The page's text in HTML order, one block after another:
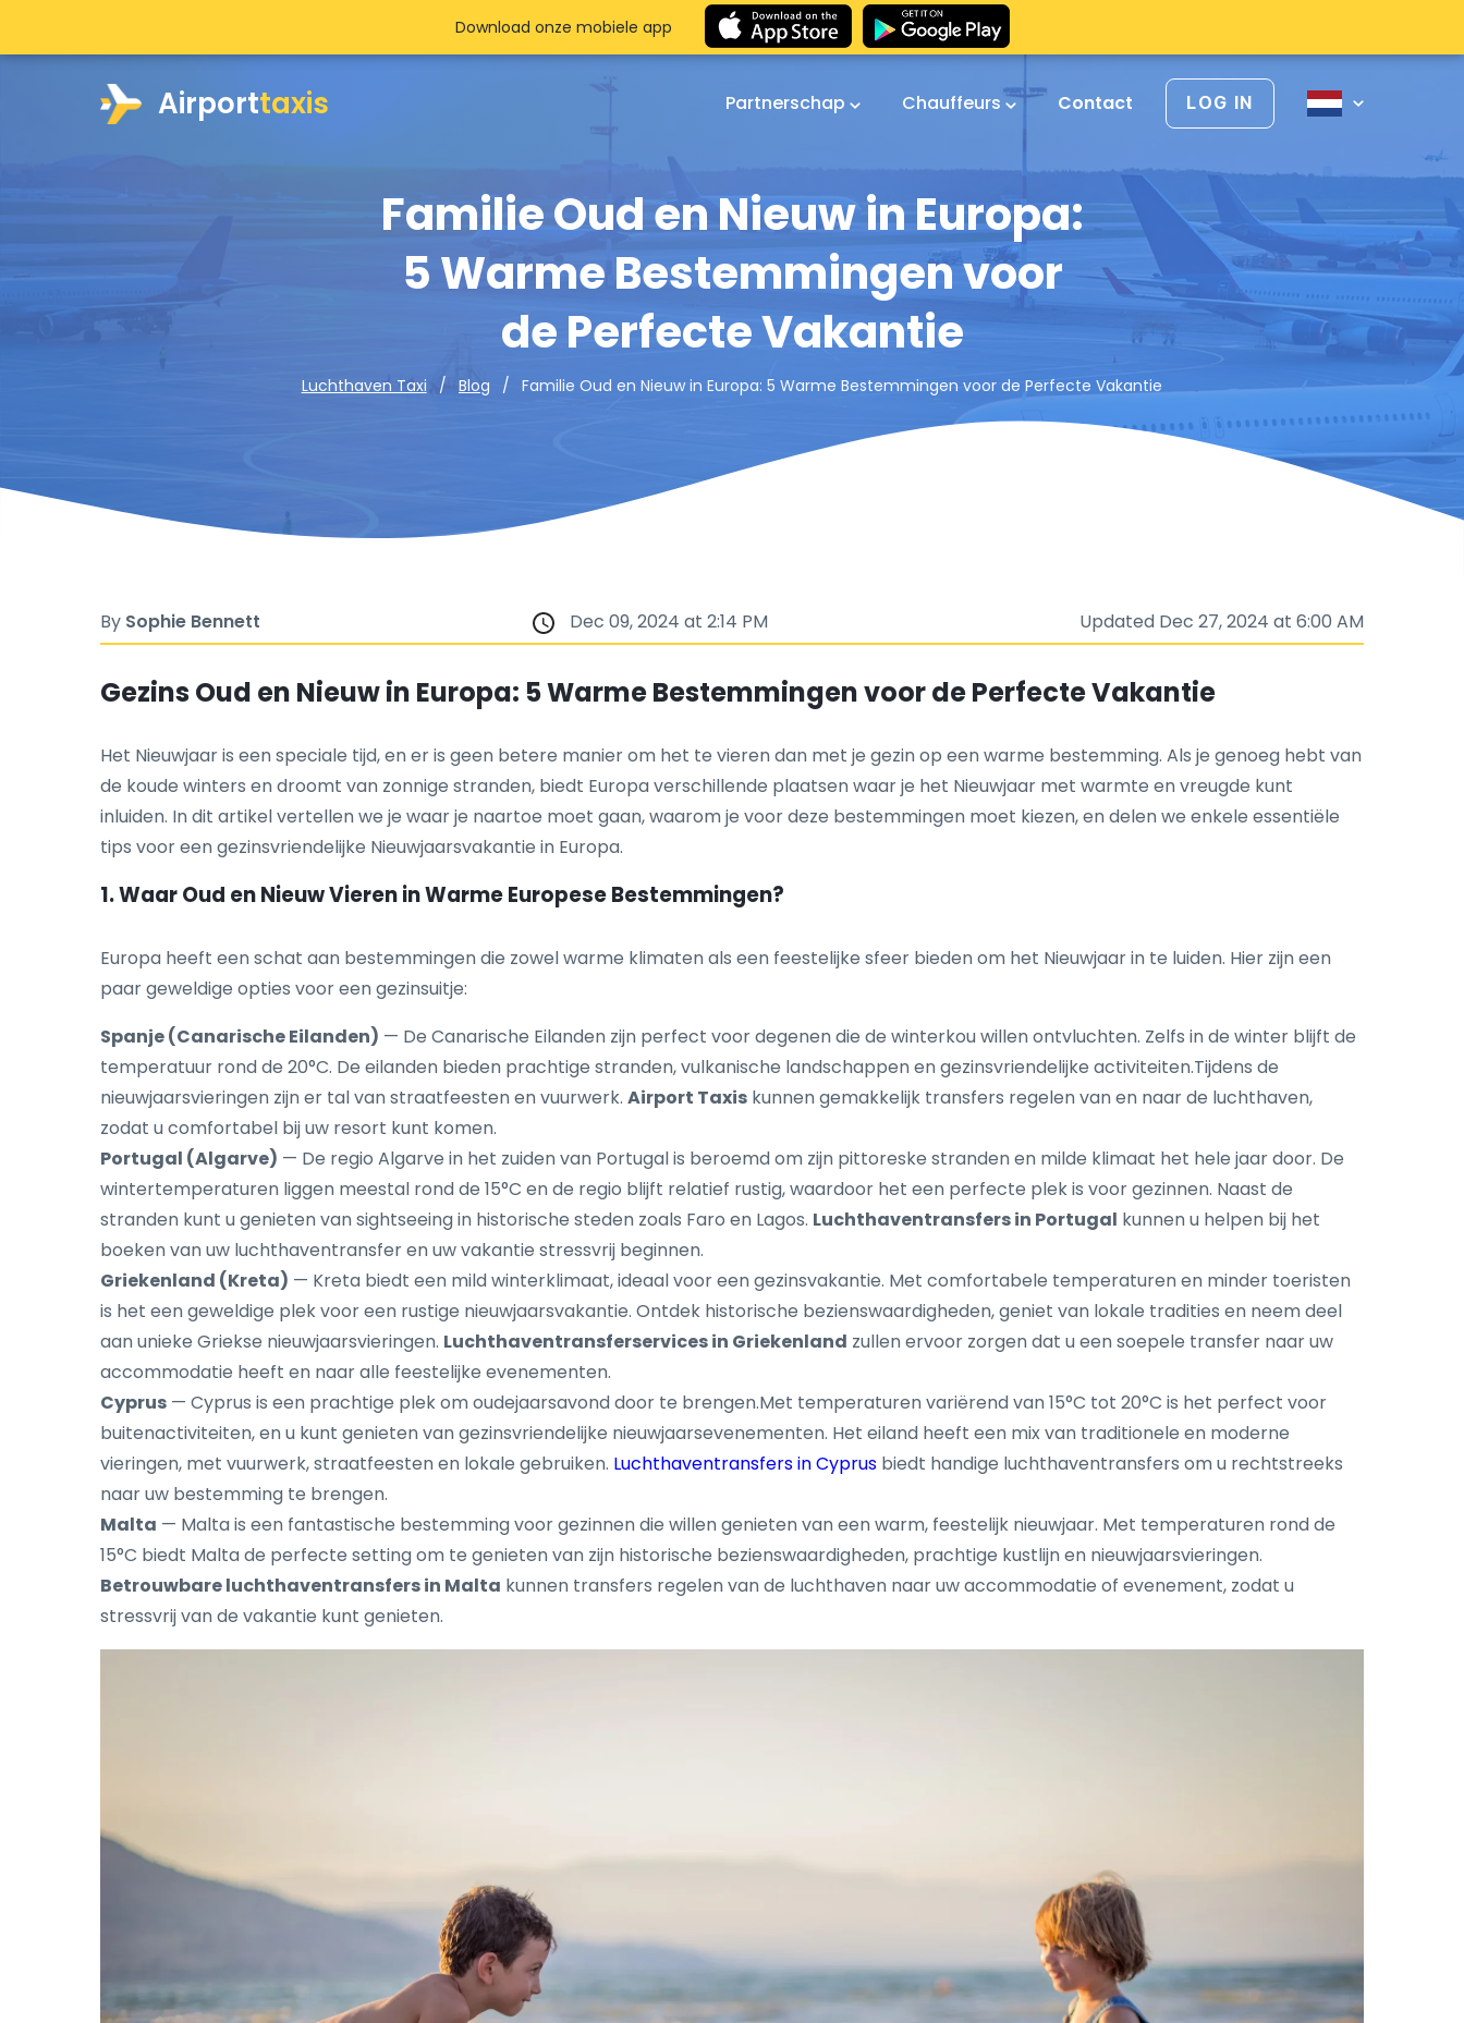
Airporttaxis Partnerschap Chauffeurs Contact LOG IN
Familie Oud en Nieuw in Europa:
5 Warme Bestemmingen voor
de Perfecte Vakantie
Luchthaven Taxi Blog Familie Oud en Nieuw in Europa: 5 Warme Bestemmingen voor de Perfecte Vakantie
Download onze mobiele app
By Sophie Bennett Dec 09, 2024 at 2:14 PM Updated Dec 27, 2024 at 6:00 AM
Gezins Oud en Nieuw in Europa: 5 Warme Bestemmingen voor de Perfecte Vakantie
Het Nieuwjaar is een speciale tijd, en er is geen betere manier om het te vieren dan met je gezin op een warme bestemming. Als je genoeg hebt van
de koude winters en droomt van zonnige stranden, biedt Europa verschillende plaatsen waar je het Nieuwjaar met warmte en vreugde kunt
inluiden. In dit artikel vertellen we je waar je naartoe moet gaan, waarom je voor deze bestemmingen moet kiezen, en delen we enkele essentiële
tips voor een gezinsvriendelijke Nieuwjaarsvakantie in Europa.
1. Waar Oud en Nieuw Vieren in Warme Europese Bestemmingen?
Europa heeft een schat aan bestemmingen die zowel warme klimaten als een feestelijke sfeer bieden om het Nieuwjaar in te luiden. Hier zijn een
paar geweldige opties voor een gezinsuitje:
Spanje (Canarische Eilanden) — De Canarische Eilanden zijn perfect voor degenen die de winterkou willen ontvluchten. Zelfs in de winter blijft de
temperatuur rond de 20°C. De eilanden bieden prachtige stranden, vulkanische landschappen en gezinsvriendelijke activiteiten.Tijdens de
nieuwjaarsvieringen zijn er tal van straatfeesten en vuurwerk. Airport Taxis kunnen gemakkelijk transfers regelen van en naar de luchthaven,
zodat u comfortabel bij uw resort kunt komen.
Portugal (Algarve) — De regio Algarve in het zuiden van Portugal is beroemd om zijn pittoreske stranden en milde klimaat het hele jaar door. De
wintertemperaturen liggen meestal rond de 15°C en de regio blijft relatief rustig, waardoor het een perfecte plek is voor gezinnen. Naast de
stranden kunt u genieten van sightseeing in historische steden zoals Faro en Lagos. Luchthaventransfers in Portugal kunnen u helpen bij het
boeken van uw luchthaventransfer en uw vakantie stressvrij beginnen.
Griekenland (Kreta) — Kreta biedt een mild winterklimaat, ideaal voor een gezinsvakantie. Met comfortabele temperaturen en minder toeristen
is het een geweldige plek voor een rustige nieuwjaarsvakantie. Ontdek historische bezienswaardigheden, geniet van lokale tradities en neem deel
aan unieke Griekse nieuwjaarsvieringen. Luchthaventransferservices in Griekenland zullen ervoor zorgen dat u een soepele transfer naar uw
accommodatie heeft en naar alle feestelijke evenementen.
Cyprus — Cyprus is een prachtige plek om oudejaarsavond door te brengen.Met temperaturen variërend van 15°C tot 20°C is het perfect voor
buitenactiviteiten, en u kunt genieten van gezinsvriendelijke nieuwjaarsevenementen. Het eiland heeft een mix van traditionele en moderne
vieringen, met vuurwerk, straatfeesten en lokale gebruiken. Luchthaventransfers in Cyprus biedt handige luchthaventransfers om u rechtstreeks
naar uw bestemming te brengen.
Malta — Malta is een fantastische bestemming voor gezinnen die willen genieten van een warm, feestelijk nieuwjaar. Met temperaturen rond de
15°C biedt Malta de perfecte setting om te genieten van zijn historische bezienswaardigheden, prachtige kustlijn en nieuwjaarsvieringen.
Betrouwbare luchthaventransfers in Malta kunnen transfers regelen van de luchthaven naar uw accommodatie of evenement, zodat u
stressvrij van de vakantie kunt genieten.